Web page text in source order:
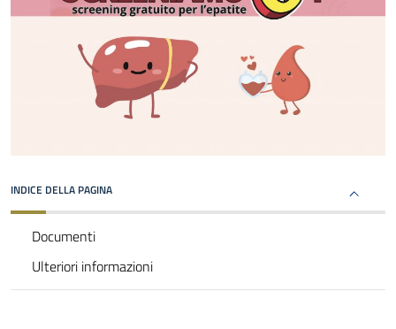
INDICE DELLA PAGINA
Documenti
Ulteriori informazioni